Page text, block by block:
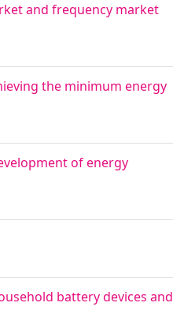
and frequency market
the minimum energy
of energy
battery devices and